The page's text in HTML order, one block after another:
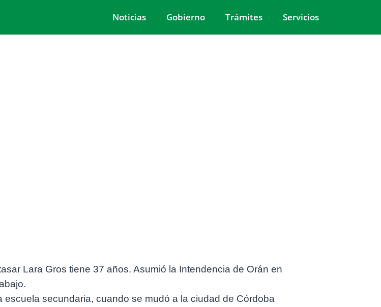
Noticias Gobierno Trámites Servicios
Lara Gros tiene 37 años. Asumió la Intendencia de Orán en
secundaria, cuando se mudó a la ciudad de Córdoba